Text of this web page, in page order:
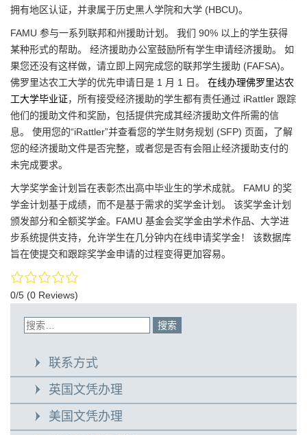
拥有地区认证，并隶属于历史黑人学院和大学 (HBCU)。
FAMU 参与一系列联邦和州援助计划。 我们 90% 以上的学生获得
某种形式的帮助。 经济援助办公室鼓励所有学生申请经济援助。 如
果您还没有这样做，请立即上网完成您的联邦学生援助 (FAFSA)。
佛罗里达农工大学的优先申请日是 1 月 1 日。 在线办理佛罗里达农
工大学毕业证，所有接受经济援助的学生都有责任通过 iRattler 跟踪
他们的援助文件和奖励，包括提供完成其经济援助文件所需的信
息。 使用您的“iRattler”并查看您的学生财务规划 (SFP) 页面，了解
您的经济援助文件是否完整，或者您是否有会阻止经济援助支付的
未完成要求。
大学奖学金计划旨在表彰杰出高中毕业生的学术成就。 FAMU 的奖
学金计划基于成绩，而不是基于需求的奖学金计划。 该奖学金计划
颁发部分和全额奖学金。FAMU 基金会奖学金由学术作品、大学进
步系统提供支持，允许学生在几分钟内在线申请奖学金！ 该数据库
旨在使提交和跟踪奖学金申请的过程变得更加容易。
0/5 (0 Reviews)
联系方式
英国文凭办理
美国文凭办理